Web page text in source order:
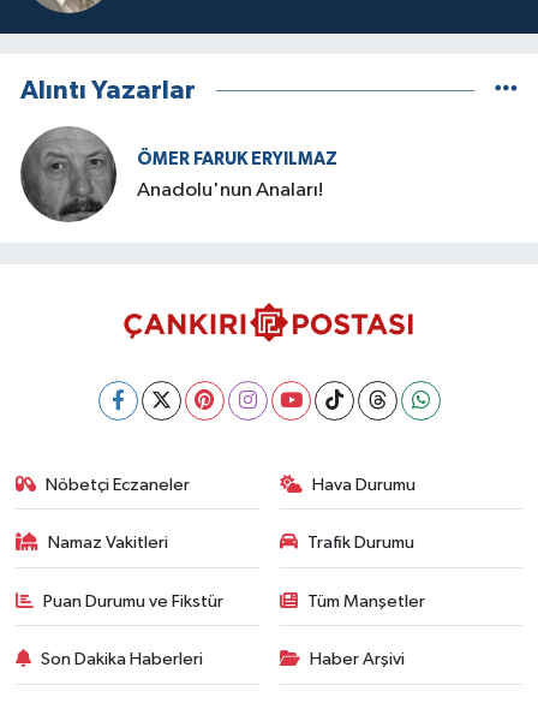
Alıntı Yazarlar
ÖMER FARUK ERYILMAZ
Anadolu'nun Anaları!
Nöbetçi Eczaneler Hava Durumu
Namaz Vakitleri Trafik Durumu
Puan Durumu ve Fikstür Tüm Manşetler
Son Dakika Haberleri Haber Arşivi